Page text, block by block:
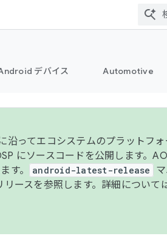
デバイス Automotive
沿ってエコシステムのプラットフ
にソースコードを公開します。
す。 android-latest-release
ースを参照します。詳細については